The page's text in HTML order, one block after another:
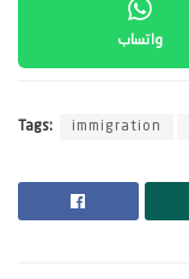
واتساب
Tags: immigration